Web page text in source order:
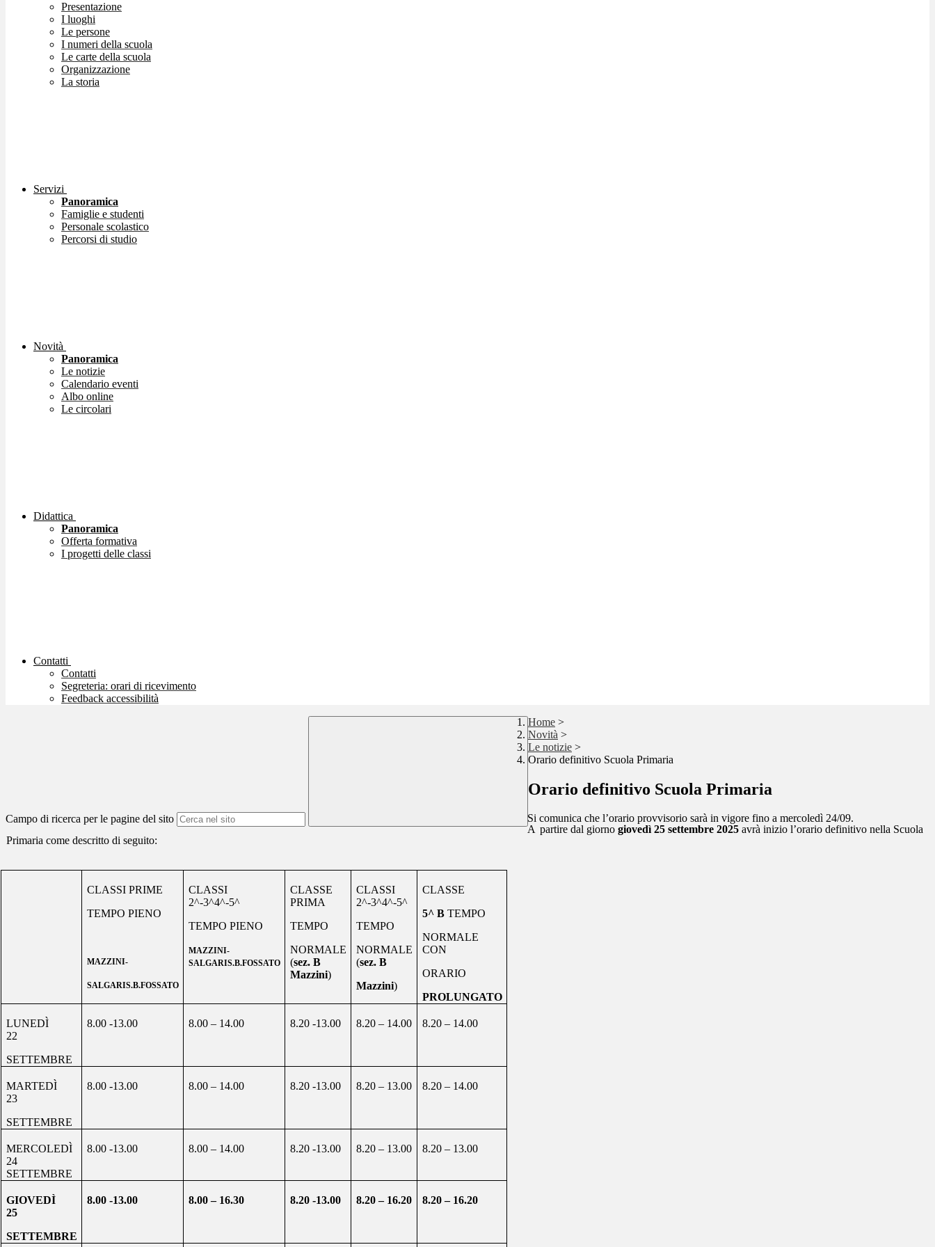
Presentazione
I luoghi
Le persone
I numeri della scuola
Le carte della scuola
Organizzazione
La storia
Servizi
Panoramica
Famiglie e studenti
Personale scolastico
Percorsi di studio
Novità
Panoramica
Le notizie
Calendario eventi
Albo online
Le circolari
Didattica
Panoramica
Offerta formativa
I progetti delle classi
Contatti
Contatti
Segreteria: orari di ricevimento
Feedback accessibilità
Campo di ricerca per le pagine del sito
Home >
Novità >
Le notizie >
Orario definitivo Scuola Primaria
Orario definitivo Scuola Primaria
Si comunica che l’orario provvisorio sarà in vigore fino a mercoledì 24/09.
A partire dal giornogiovedì 25 settembre 2025 avrà inizio l’orario definitivo nella Scuola
Primaria come descritto di seguito:
CLASSI PRIME
TEMPO PIENO
MAZZINI-
SALGARIS.B.FOSSATO
CLASSI
2^-3^4^-5^
TEMPO PIENO
MAZZINI-
SALGARIS.B.FOSSATO
CLASSE
PRIMA
TEMPO
NORMALE
(sez. B
Mazzini)
CLASSI
2^-3^4^-5^
TEMPO
NORMALE
(sez. B
Mazzini)
CLASSE
5^ B TEMPO
NORMALE
CON
ORARIO
PROLUNGATO
LUNEDÌ
22
SETTEMBRE
8.00 -13.00 8.00 – 14.00 8.20 -13.00 8.20 – 14.00 8.20 – 14.00
MARTEDÌ
23
SETTEMBRE
8.00 -13.00 8.00 – 14.00 8.20 -13.00 8.20 – 13.00 8.20 – 14.00
MERCOLEDÌ
24
SETTEMBRE
8.00 -13.00 8.00 – 14.00 8.20 -13.00 8.20 – 13.00 8.20 – 13.00
GIOVEDÌ
25
SETTEMBRE
8.00 -13.00 8.00 – 16.30 8.20 -13.00 8.20 – 16.20 8.20 – 16.20